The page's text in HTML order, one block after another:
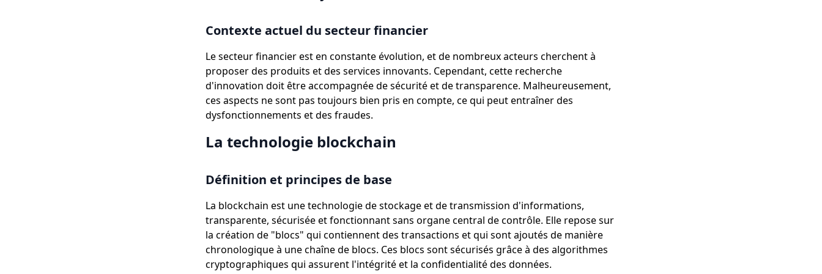
Contexte actuel du secteur financier
Le secteur financier est en constante évolution, et de nombreux acteurs cherchent à
proposer des produits et des services innovants. Cependant, cette recherche
d'innovation doit être accompagnée de sécurité et de transparence. Malheureusement,
ces aspects ne sont pas toujours bien pris en compte, ce qui peut entraîner des
dysfonctionnements et des fraudes.
La technologie blockchain
Définition et principes de base
La blockchain est une technologie de stockage et de transmission d'informations,
transparente, sécurisée et fonctionnant sans organe central de contrôle. Elle repose sur
la création de "blocs" qui contiennent des transactions et qui sont ajoutés de manière
chronologique à une chaîne de blocs. Ces blocs sont sécurisés grâce à des algorithmes
cryptographiques qui assurent l'intégrité et la confidentialité des données.